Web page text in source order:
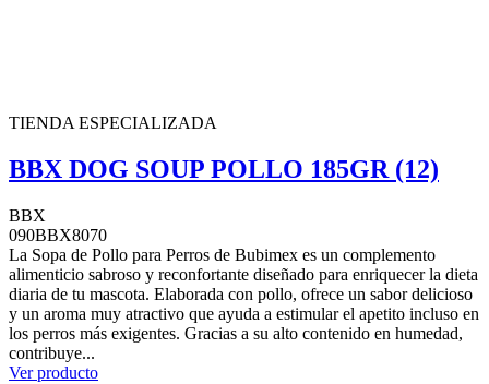
TIENDA ESPECIALIZADA
BBX DOG SOUP POLLO 185GR (12)
BBX
090BBX8070
La Sopa de Pollo para Perros de Bubimex es un complemento
alimenticio sabroso y reconfortante diseñado para enriquecer la dieta
diaria de tu mascota. Elaborada con pollo, ofrece un sabor delicioso
y un aroma muy atractivo que ayuda a estimular el apetito incluso en
los perros más exigentes. Gracias a su alto contenido en humedad,
contribuye...
Ver producto